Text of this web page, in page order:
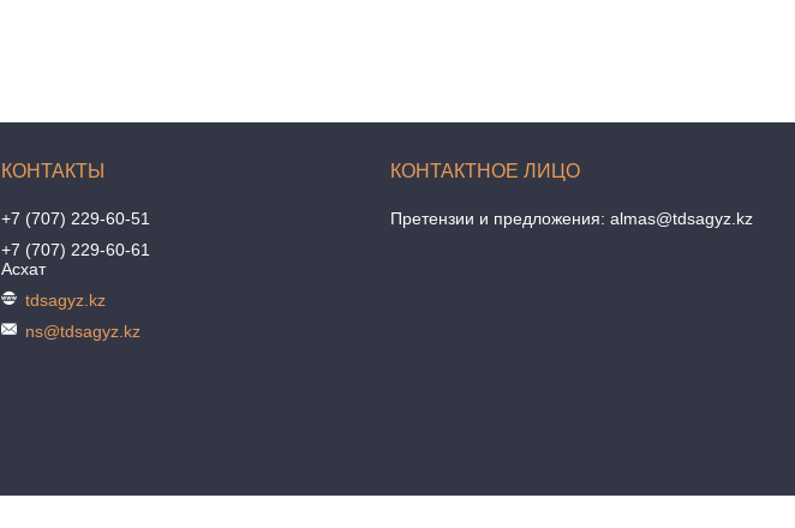
+7 (707) 229-60-51
+7 (707) 229-60-61
Асхат
tdsagyz.kz
ns@tdsagyz.kz
Претензии и предложения: almas@tdsagyz.kz